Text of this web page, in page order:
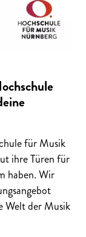
für Musik
ihre Türen für
haben. Wir
Welt der Musik